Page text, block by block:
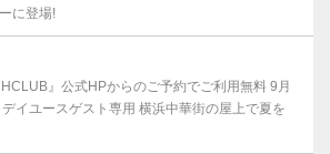
に登場!
』公式HPからのご予約でご利用無料 9月
イユースゲスト専用 横浜中華街の屋上で夏を